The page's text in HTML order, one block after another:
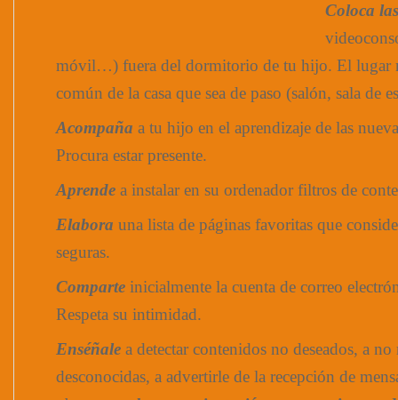
Coloca
móvil…) fuera del dormitorio de tu hijo. El lugar
común de la casa que sea de paso (salón, sala de
Acompaña a tu hijo en el aprendizaje de las
Procura estar presente.
Aprende a instalar en su ordenador filtros de
Elabora una lista de páginas favoritas que
seguras.
Comparte inicialmente la cuenta de correo
Respeta su intimidad.
Enséñale a detectar contenidos no deseados, a no
desconocidas, a advertirle de la recepción de